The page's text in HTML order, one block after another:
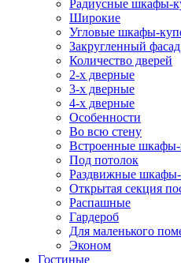
Радиусные шкафы-
Широкие
Угловые шкафы-
Закругленный фасад
Количество дверей
2-х дверные
3-х дверные
4-х дверные
Особенности
Во всю стену
Встроенные шкафы-
Под потолок
Раздвижные
Открытая секция
Распашные
Гардероб
Для маленького
Эконом
Гостиные